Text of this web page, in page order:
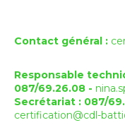
Contact général :
Responsable
087/69.26.08 -
Secrétariat : 087/
certification@cdl-